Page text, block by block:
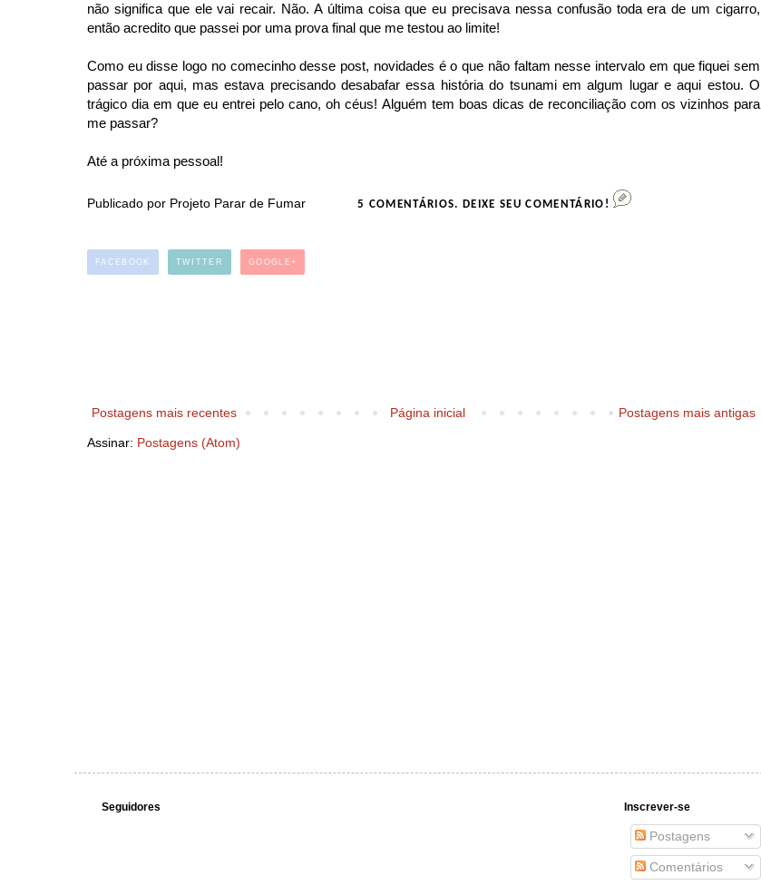
não significa que ele vai recair. Não. A última coisa que eu precisava nessa confusão toda era de um cigarro,
então acredito que passei por uma prova final que me testou ao limite!
Como eu disse logo no comecinho desse post, novidades é o que não faltam nesse intervalo em que fiquei sem
passar por aqui, mas estava precisando desabafar essa história do tsunami em algum lugar e aqui estou. O
trágico dia em que eu entrei pelo cano, oh céus! Alguém tem boas dicas de reconciliação com os vizinhos para
me passar?
Até a próxima pessoal!
Publicado por Projeto Parar de Fumar 5 COMENTÁRIOS. DEIXE SEU COMENTÁRIO!
FACEBOOK TWITTER GOOGLE+
Postagens mais recentes Postagens mais antigas
Página inicial
Assinar: Postagens (Atom)
Seguidores Inscrever-se
Postagens
Comentários